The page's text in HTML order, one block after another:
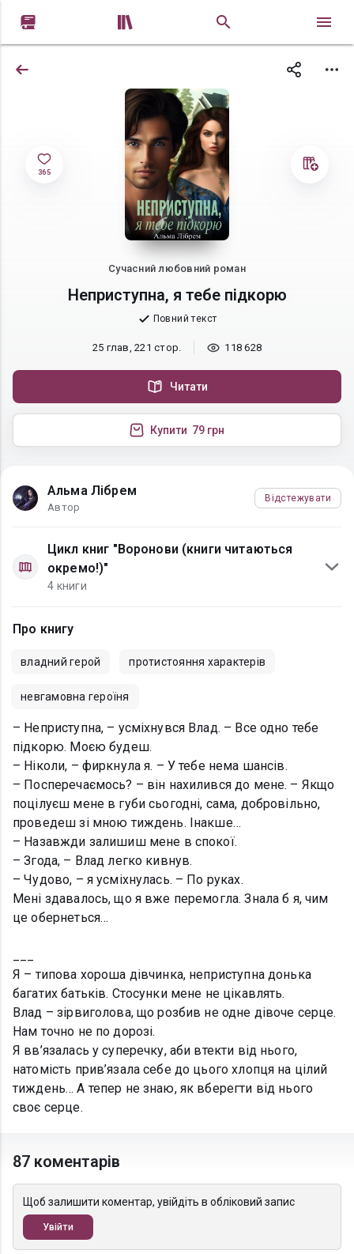
 
365
Сучасний любовний роман
Неприступна, я тебе підкорю
Повний текст
25 глав, 221 стор. 118 628
Читати
Купити 79 грн
Альма Лібрем
Автор
Відстежувати
Цикл книг "Воронови (книги читаються
окремо!)"
4 книги
Про книгу
владний герой протистояння характерів
невгамовна героїня
– Неприступна, – усміхнувся Влад. – Все одно тебе
підкорю. Моєю будеш.
– Ніколи, – фиркнула я. – У тебе нема шансів.
– Посперечаємось? – він нахилився до мене. – Якщо
поцілуєш мене в губи сьогодні, сама, добровільно,
проведеш зі мною тиждень. Інакше…
– Назавжди залишиш мене в спокої.
– Згода, – Влад легко кивнув.
– Чудово, – я усміхнулась. – По руках.
Мені здавалось, що я вже перемогла. Знала б я, чим
це обернеться…
Я – типова хороша дівчинка, неприступна донька
багатих батьків. Стосунки мене не цікавлять.
Влад – зірвиголова, що розбив не одне дівоче серце.
Нам точно не по дорозі.
Я вв’язалась у суперечку, аби втекти від нього,
натомість прив’язала себе до цього хлопця на цілий
тиждень… А тепер не знаю, як вберегти від нього
своє серце.
87 коментарів
Щоб залишити коментар, увійдіть в обліковий запис
Увійти